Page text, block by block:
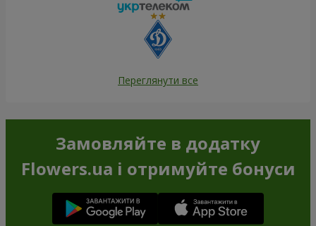
Переглянути все
Замовляйте в додатку
Flowers.ua і отримуйте бонуси